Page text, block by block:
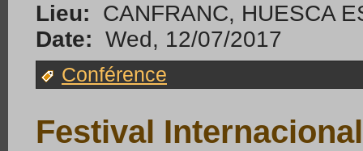
Lieu:
CANFRANC, HUESCA
Date: Wed, 12/07/2017
Conférence
Festival